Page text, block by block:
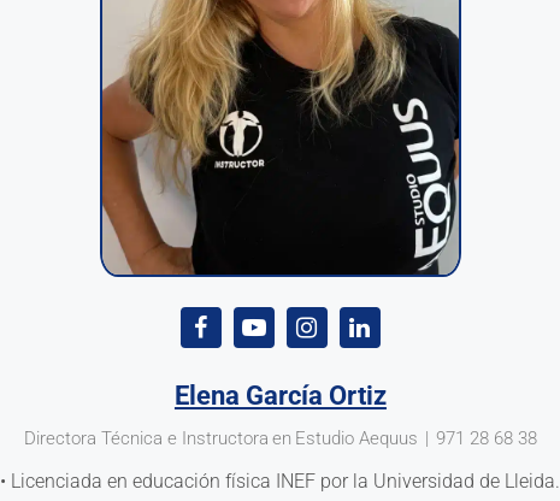
Elena García Ortiz
Directora Técnica e Instructora en Estudio Aequus | 971 28 68 38
• Licenciada en educación física INEF por la Universidad de Lleida.